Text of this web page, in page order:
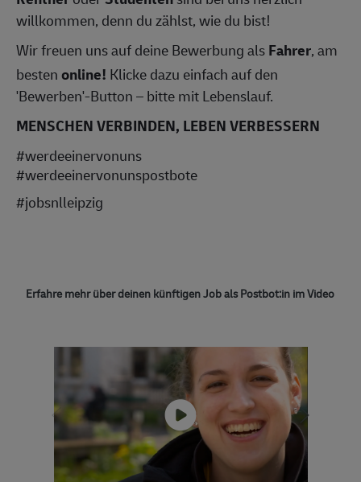
willkommen, denn du zählst, wie du bist!
Wir freuen uns auf deine Bewerbung alsFahrer, am
bestenonline! Klicke dazu einfach auf den
'Bewerben'-Button – bitte mit Lebenslauf.
MENSCHEN VERBINDEN, LEBEN VERBESSERN
#werdeeinervonuns
#werdeeinervonunspostbote
#jobsnlleipzig
Erfahre mehr über deinen künftigen Job als Postbot:in im Video